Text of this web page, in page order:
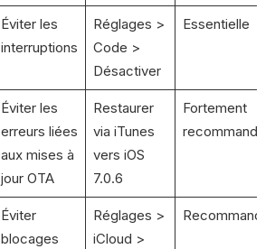
Éviter les
interruptions
Réglages >
Code >
Désactiver
Essentielle
Éviter les
erreurs liées
aux mises à
jour OTA
Restaurer
via iTunes
vers iOS
7.0.6
Fortement
recommandée
Éviter
blocages
Réglages >
iCloud >